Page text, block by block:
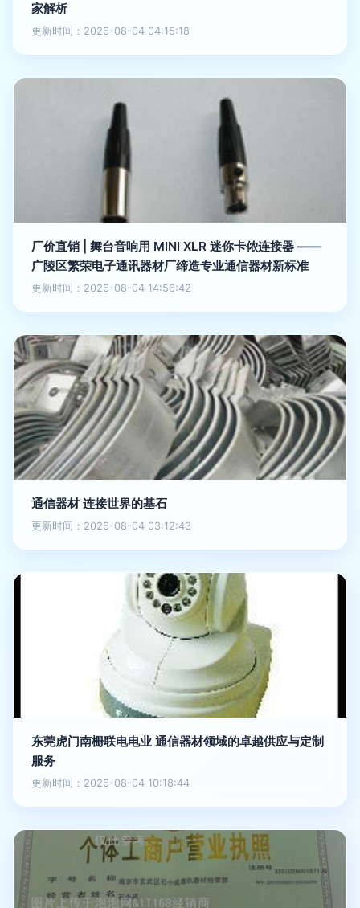
家解析
更新时间：2026-08-04 04:15:18
厂价直销 | 舞台音响用 MINI XLR 迷你卡侬连接器 ——
广陵区繁荣电子通讯器材厂缔造专业通信器材新标准
更新时间：2026-08-04 14:56:42
通信器材 连接世界的基石
更新时间：2026-08-04 03:12:43
东莞虎门南栅联电电业 通信器材领域的卓越供应与定制
服务
更新时间：2026-08-04 10:18:44